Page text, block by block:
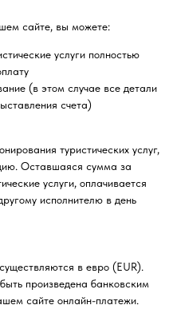
сайте, вы можете:
услуги полностью
(в этом случае все детали
счета)
туристических услуг,
Оставшаяся сумма за
услуги, оплачивается
исполнителю в день
в евро (EUR).
произведена банковским
сайте онлайн-платежи.